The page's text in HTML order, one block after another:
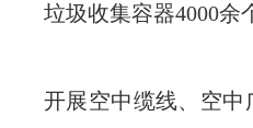
垃圾收集容器4000余
开展空中缆线、空